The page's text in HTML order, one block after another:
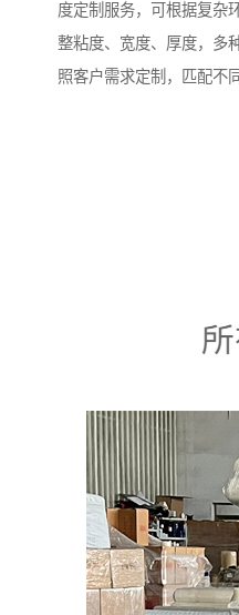
度定制服务，可根据复杂
整粘度、宽度、厚度，多
照客户需求定制，匹配不